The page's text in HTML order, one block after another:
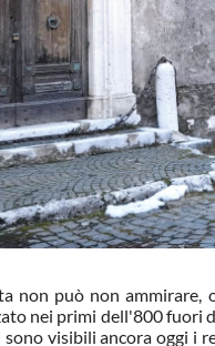
non può non ammirare,
nei primi dell'800 fuori
sono visibili ancora oggi i